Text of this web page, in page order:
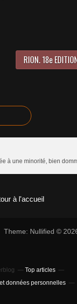
RION. 18e
à une minorité, bien
à l'accueil
Theme: Nullified ©
Top articles
données personnelles